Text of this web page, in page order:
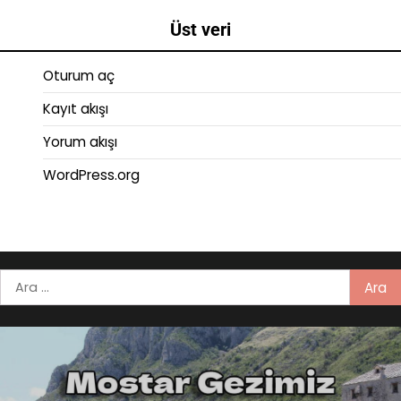
Üst veri
Oturum aç
Kayıt akışı
Yorum akışı
WordPress.org
Arama: